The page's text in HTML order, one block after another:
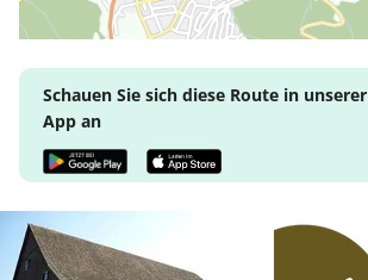
Schauen Sie sich diese Route in unserer
App an